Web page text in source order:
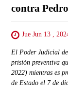
contra
Jue Jun 13 ,
El Poder Judicial
prisión preventiva
2022) mientras es
de Estado el 7 de